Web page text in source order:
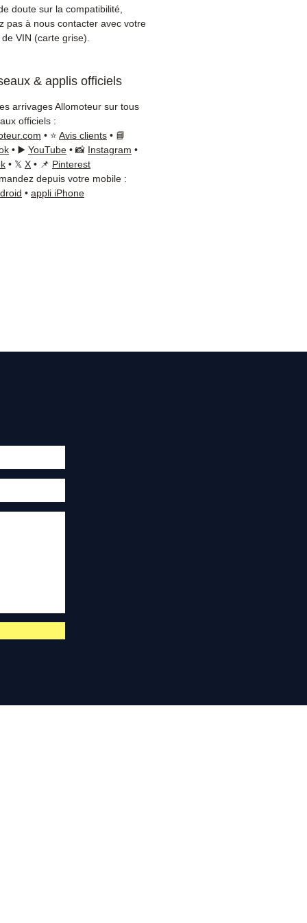
sur votre véhicule
Notre équipe technique
par WhatsApp au
& garantie : Expédition en
ouvrés en France
livraison gratuite
sécurisée. Expédition
(Belgique, Suisse,
Italie, Espagne, Pays-
sur devis. Garantie
pièces — montage par
doute sur la compatibilité,
pas à nous contacter avec votre
VIN (carte grise).
& applis officiels
arrivages Allomoteur sur tous
officiels :
• ⭐ Avis clients • 📘
• ▶️ YouTube • 📸 Instagram •
• 𝕏 X • 📌 Pinterest
depuis votre mobile :
• appli iPhone